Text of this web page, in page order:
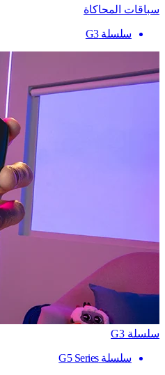
سباقات المحاكاة
سلسلة G3
سلسلة G3
سلسلة G5 Series